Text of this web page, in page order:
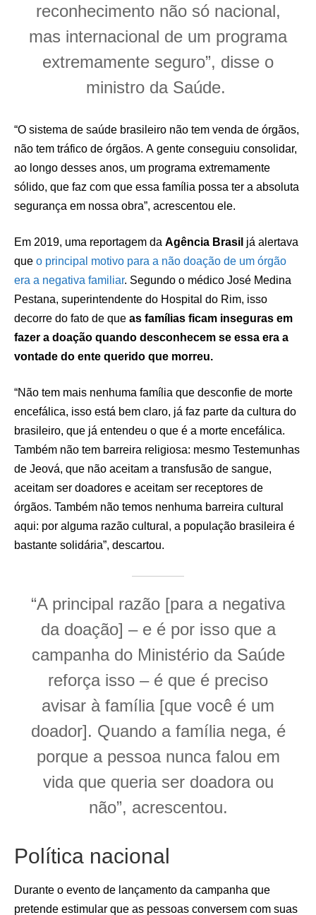
reconhecimento não só nacional,
mas internacional de um programa
extremamente seguro”, disse o
ministro da Saúde.
“O sistema de saúde brasileiro não tem venda de órgãos,
não tem tráfico de órgãos. A gente conseguiu consolidar,
ao longo desses anos, um programa extremamente
sólido, que faz com que essa família possa ter a absoluta
segurança em nossa obra”, acrescentou ele.
Em 2019, uma reportagem da Agência Brasil já alertava
que o principal motivo para a não doação de um órgão
era a negativa familiar. Segundo o médico José Medina
Pestana, superintendente do Hospital do Rim, isso
decorre do fato de que as famílias ficam inseguras em
fazer a doação quando desconhecem se essa era a
vontade do ente querido que morreu.
“Não tem mais nenhuma família que desconfie de morte
encefálica, isso está bem claro, já faz parte da cultura do
brasileiro, que já entendeu o que é a morte encefálica.
Também não tem barreira religiosa: mesmo Testemunhas
de Jeová, que não aceitam a transfusão de sangue,
aceitam ser doadores e aceitam ser receptores de
órgãos. Também não temos nenhuma barreira cultural
aqui: por alguma razão cultural, a população brasileira é
bastante solidária”, descartou.
“A principal razão [para a negativa
da doação] – e é por isso que a
campanha do Ministério da Saúde
reforça isso – é que é preciso
avisar à família [que você é um
doador]. Quando a família nega, é
porque a pessoa nunca falou em
vida que queria ser doadora ou
não”, acrescentou.
Política nacional
Durante o evento de lançamento da campanha que
pretende estimular que as pessoas conversem com suas